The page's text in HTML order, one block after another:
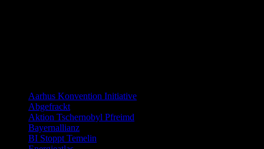
Aarhus Konvention Initiative
Abgefrackt
Aktion Tschernobyl Pfreimd
Bayernallianz
BI Stoppt Temelin